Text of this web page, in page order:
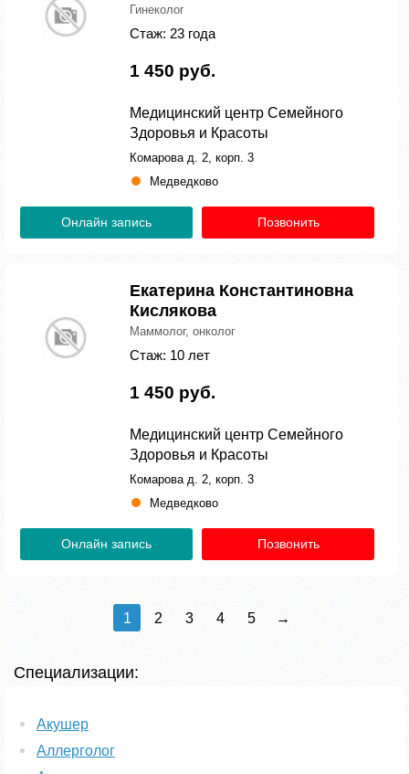
Гинеколог
Стаж: 23 года
1 450 руб.
Медицинский центр Семейного
Здоровья и Красоты
Комарова д. 2, корп. 3
Медведково
Онлайн запись Позвонить
Екатерина Константиновна
Кислякова
Маммолог, онколог
Стаж: 10 лет
1 450 руб.
Медицинский центр Семейного
Здоровья и Красоты
Комарова д. 2, корп. 3
Медведково
Онлайн запись Позвонить
1 2 3 4 5 →
Специализации:
Акушер
Аллерголог